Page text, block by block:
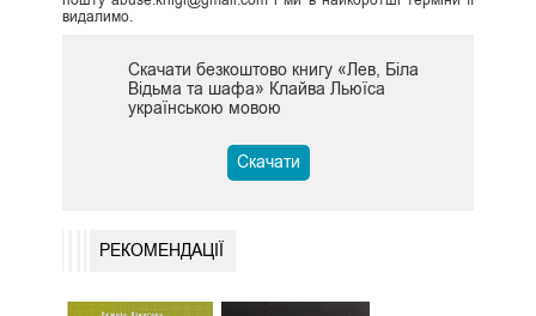
видалимо.
Скачати безкоштово книгу «Лев, Біла
Відьма та шафа» Клайва Льюїса
українською мовою
Скачати
РЕКОМЕНДАЦІЇ